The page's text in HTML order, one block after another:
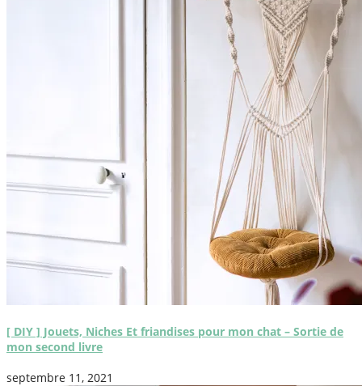
[ DIY ] Jouets, Niches Et friandises pour mon chat – Sortie de
mon second livre
septembre 11, 2021